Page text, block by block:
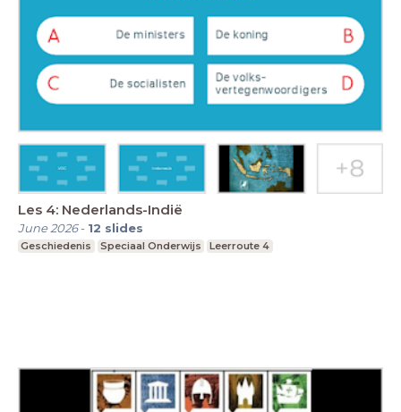
Les 4: Nederlands-Indië
June 2026- 12 slides
Geschiedenis Speciaal Onderwijs Leerroute 4